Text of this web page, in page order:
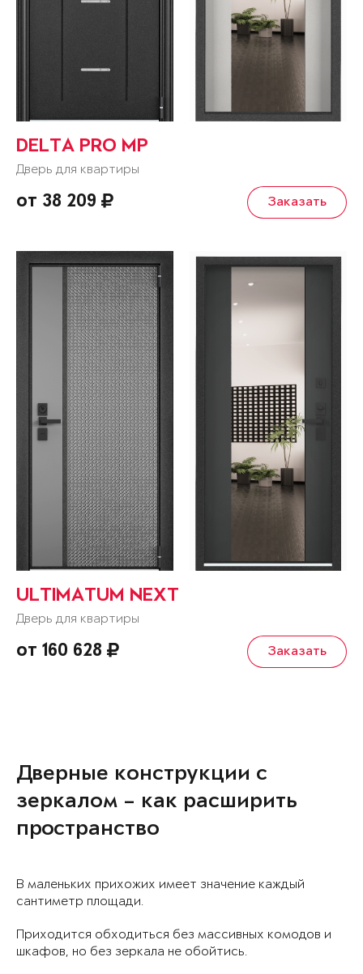
DELTA PRO MP
Дверь для квартиры
от 38 209 Заказать
ULTIMATUM NEXT
Дверь для квартиры
от 160 628 Заказать
Дверные конструкции с
зеркалом – как расширить
пространство
В маленьких прихожих имеет значение каждый
сантиметр площади.
Приходится обходиться без массивных комодов и
шкафов, но без зеркала не обойтись.